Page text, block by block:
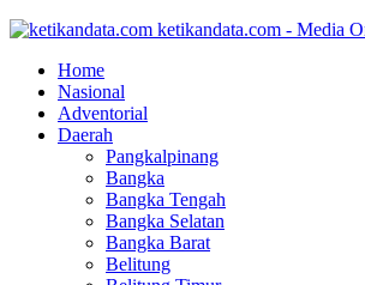
ketikandata.com - Media
Home
Nasional
Adventorial
Daerah
Pangkalpinang
Bangka
Bangka Tengah
Bangka Selatan
Bangka Barat
Belitung